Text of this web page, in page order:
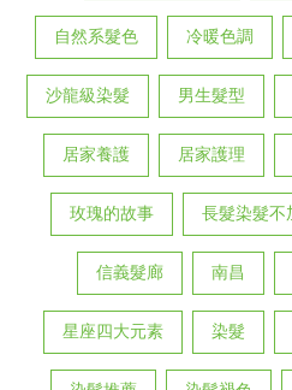
自然系髮色 冷暖色調
沙龍級染髮 男生髮型
居家養護 居家護理
玫瑰的故事 長髮染髮不
信義髮廊 南昌
星座四大元素 染髮